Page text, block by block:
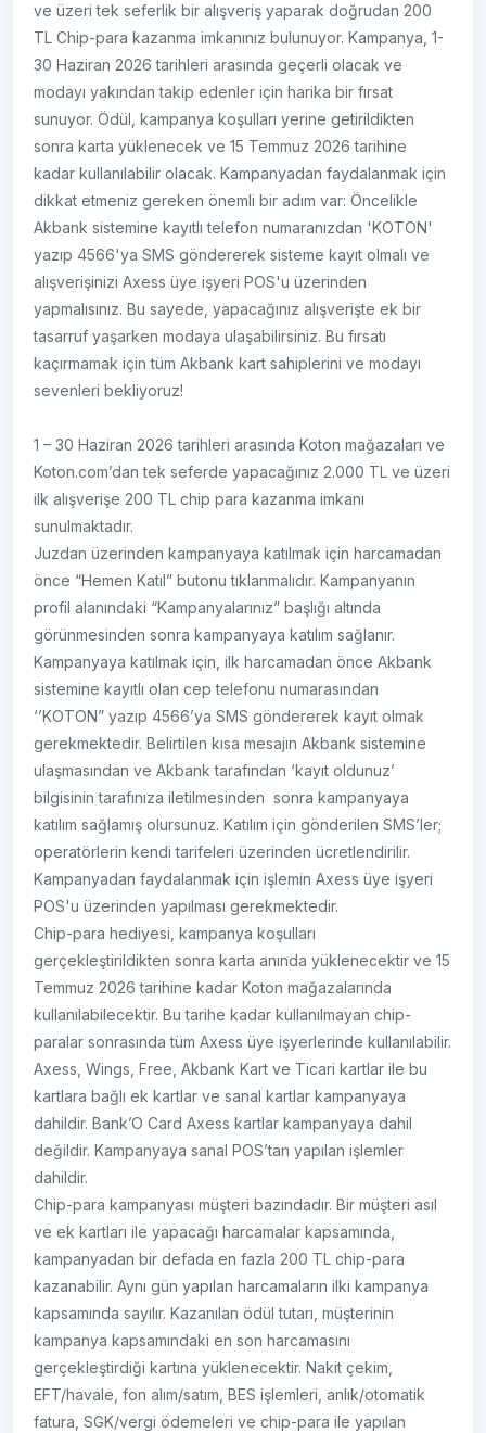
ve üzeri tek seferlik bir alışveriş yaparak doğrudan 200
TL Chip-para kazanma imkanınız bulunuyor. Kampanya, 1-
30 Haziran 2026 tarihleri arasında geçerli olacak ve
modayı yakından takip edenler için harika bir fırsat
sunuyor. Ödül, kampanya koşulları yerine getirildikten
sonra karta yüklenecek ve 15 Temmuz 2026 tarihine
kadar kullanılabilir olacak. Kampanyadan faydalanmak için
dikkat etmeniz gereken önemli bir adım var: Öncelikle
Akbank sistemine kayıtlı telefon numaranızdan 'KOTON'
yazıp 4566'ya SMS göndererek sisteme kayıt olmalı ve
alışverişinizi Axess üye işyeri POS'u üzerinden
yapmalısınız. Bu sayede, yapacağınız alışverişte ek bir
tasarruf yaşarken modaya ulaşabilirsiniz. Bu fırsatı
kaçırmamak için tüm Akbank kart sahiplerini ve modayı
sevenleri bekliyoruz!
1 – 30 Haziran 2026 tarihleri arasında Koton mağazaları ve
Koton.com’dan tek seferde yapacağınız 2.000 TL ve üzeri
ilk alışverişe 200 TL chip para kazanma imkanı
sunulmaktadır.
Juzdan üzerinden kampanyaya katılmak için harcamadan
önce “Hemen Katıl” butonu tıklanmalıdır. Kampanyanın
profil alanındaki “Kampanyalarınız” başlığı altında
görünmesinden sonra kampanyaya katılım sağlanır.
Kampanyaya katılmak için, ilk harcamadan önce Akbank
sistemine kayıtlı olan cep telefonu numarasından
‘’KOTON” yazıp 4566’ya SMS göndererek kayıt olmak
gerekmektedir. Belirtilen kısa mesajın Akbank sistemine
ulaşmasından ve Akbank tarafından ‘kayıt oldunuz’
bilgisinin tarafınıza iletilmesinden sonra kampanyaya
katılım sağlamış olursunuz. Katılım için gönderilen SMS’ler;
operatörlerin kendi tarifeleri üzerinden ücretlendirilir.
Kampanyadan faydalanmak için işlemin Axess üye işyeri
POS'u üzerinden yapılması gerekmektedir.
Chip-para hediyesi, kampanya koşulları
gerçekleştirildikten sonra karta anında yüklenecektir ve 15
Temmuz 2026 tarihine kadar Koton mağazalarında
kullanılabilecektir. Bu tarihe kadar kullanılmayan chip-
paralar sonrasında tüm Axess üye işyerlerinde kullanılabilir.
Axess, Wings, Free, Akbank Kart ve Ticari kartlar ile bu
kartlara bağlı ek kartlar ve sanal kartlar kampanyaya
dahildir. Bank’O Card Axess kartlar kampanyaya dahil
değildir. Kampanyaya sanal POS’tan yapılan işlemler
dahildir.
Chip-para kampanyası müşteri bazındadır. Bir müşteri asıl
ve ek kartları ile yapacağı harcamalar kapsamında,
kampanyadan bir defada en fazla 200 TL chip-para
kazanabilir. Aynı gün yapılan harcamaların ilki kampanya
kapsamında sayılır. Kazanılan ödül tutarı, müşterinin
kampanya kapsamındaki en son harcamasını
gerçekleştirdiği kartına yüklenecektir. Nakit çekim,
EFT/havale, fon alım/satım, BES işlemleri, anlık/otomatik
fatura, SGK/vergi ödemeleri ve chip-para ile yapılan